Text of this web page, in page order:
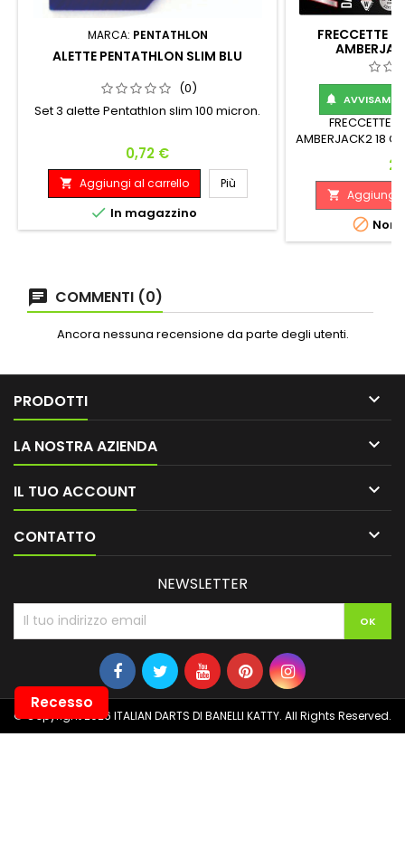
MARCA: PENTATHLON
ALETTE PENTATHLON SLIM BLU
(0)
Set 3 alette Pentathlon slim 100 micron.
Prezzo
0,72 €
 Aggiungi al carrello Più
 In magazzino
FRECCETTE
 AVVISAMI
FRECCETTE
AMBERJACK2 18
 Aggiungi
 Non
COMMENTI (0)
Ancora nessuna recensione da parte degli utenti.
PRODOTTI 
LA NOSTRA AZIENDA 
IL TUO ACCOUNT 
CONTATTO 
NEWSLETTER
© Copyright 2026 ITALIAN DARTS DI BANELLI KATTY. All Rights Reserved.
Recesso